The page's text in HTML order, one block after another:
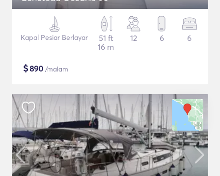
Kapal Pesiar Berlayar
51 ft
16 m
12 6 6
$890 /malam